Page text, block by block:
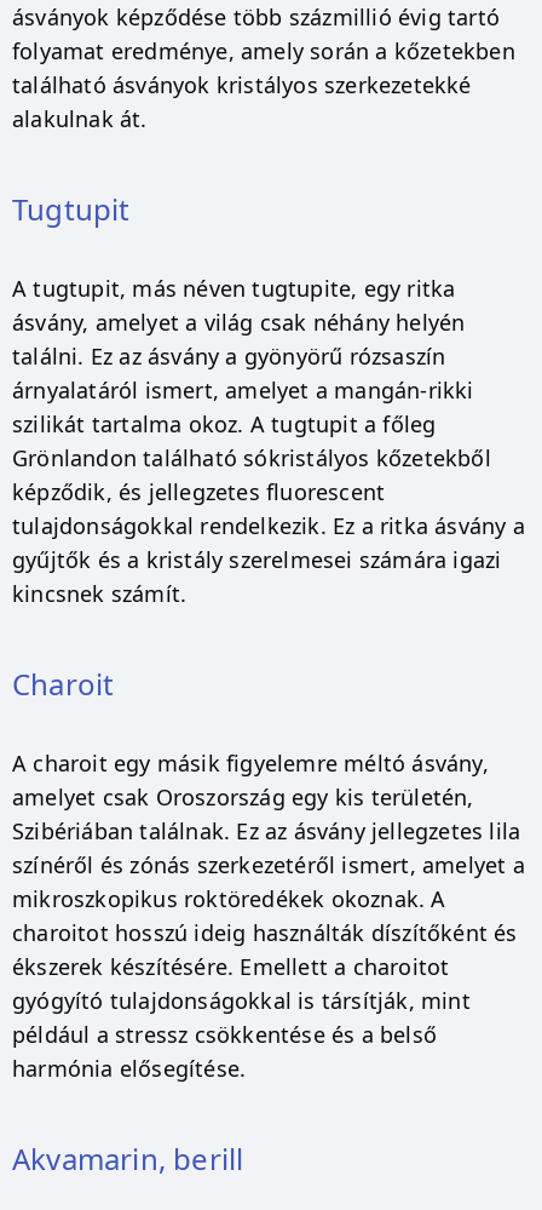
ásványok képződése több százmillió évig tartó
folyamat eredménye, amely során a kőzetekben
található ásványok kristályos szerkezetekké
alakulnak át.
Tugtupit
A tugtupit, más néven tugtupite, egy ritka
ásvány, amelyet a világ csak néhány helyén
találni. Ez az ásvány a gyönyörű rózsaszín
árnyalatáról ismert, amelyet a mangán-rikki
szilikát tartalma okoz. A tugtupit a főleg
Grönlandon található sókristályos kőzetekből
képződik, és jellegzetes fluorescent
tulajdonságokkal rendelkezik. Ez a ritka ásvány a
gyűjtők és a kristály szerelmesei számára igazi
kincsnek számít.
Charoit
A charoit egy másik figyelemre méltó ásvány,
amelyet csak Oroszország egy kis területén,
Szibériában találnak. Ez az ásvány jellegzetes lila
színéről és zónás szerkezetéről ismert, amelyet a
mikroszkopikus roktöredékek okoznak. A
charoitot hosszú ideig használták díszítőként és
ékszerek készítésére. Emellett a charoitot
gyógyító tulajdonságokkal is társítják, mint
például a stressz csökkentése és a belső
harmónia elősegítése.
Akvamarin, berill